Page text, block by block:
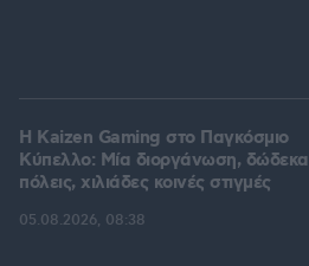
H Kaizen Gaming στο Παγκόσμιο
Kύπελλο: Μία διοργάνωση, δώδεκα
πόλεις, χιλιάδες κοινές στιγμές
05.08.2026, 08:38